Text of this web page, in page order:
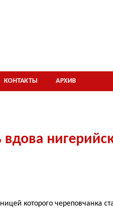
КОНТАКТЫ АРХИВ
которого череповчанка